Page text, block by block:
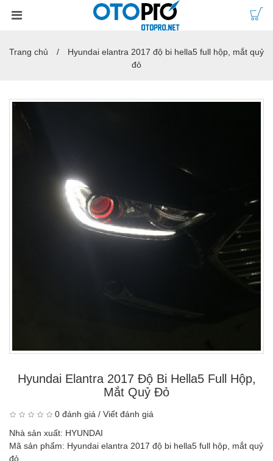
Trang chủ
Hyundai elantra 2017 độ bi hella5 full hộp, mắt quỷ
đỏ
Hyundai Elantra 2017 Độ Bi Hella5 Full Hộp,
Mắt Quỷ Đỏ
0 đánh giá / Viết đánh giá
Nhà sản xuất: HYUNDAI
Mã sản phẩm: Hyundai elantra 2017 độ bi hella5 full hộp, mắt quỷ
đỏ